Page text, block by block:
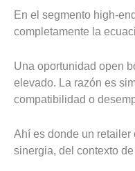
En el segmento high-
completamente la
Una oportunidad open
elevado. La razón es
compatibilidad o
Ahí es donde un
sinergia, del contexto